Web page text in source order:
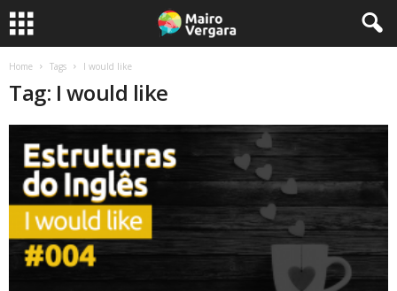
Home Tags I would like
Tag: I would like